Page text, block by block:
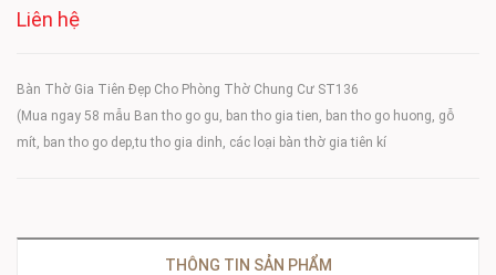
Liên hệ
Bàn Thờ Gia Tiên Đẹp Cho Phòng Thờ Chung Cư ST136
(Mua ngay 58 mẫu Ban tho go gu, ban tho gia tien, ban tho go huong, gỗ
mít, ban tho go dep,tu tho gia dinh, các loại bàn thờ gia tiên kí
THÔNG TIN SẢN PHẨM